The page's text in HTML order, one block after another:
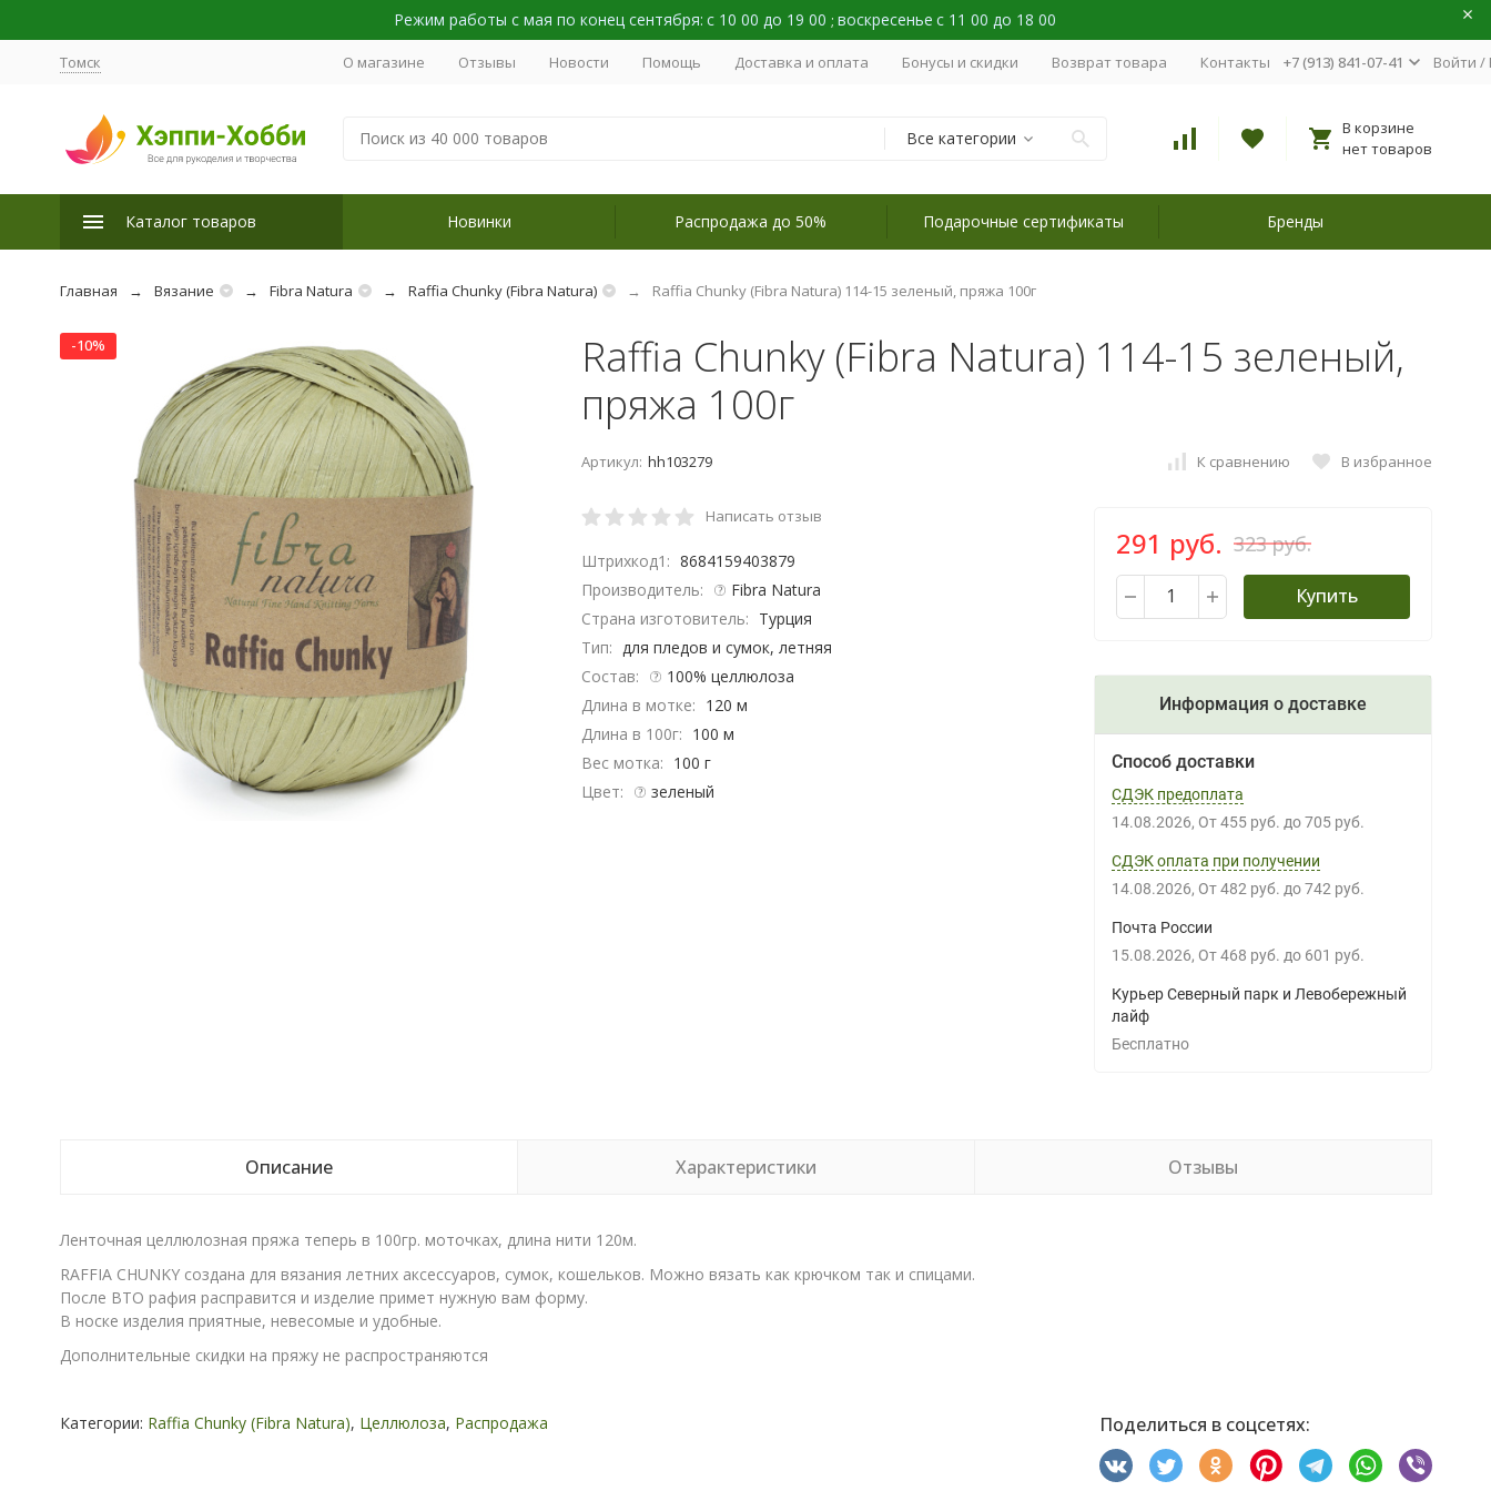
Режим работы с мая по конец сентября: с 10 00 до 19 00 ; воскресенье с 11 00 до 18 00
Томск О магазине Отзывы Новости Помощь Доставка и оплата Бонусы и скидки Возврат товара Контакты +7 (913) 841-07-41 Войти /
Все категории
В корзине
нет товаров
Каталог товаров Новинки Распродажа до 50% Подарочные сертификаты Бренды
Главная Вязание Fibra Natura Raffia Chunky (Fibra Natura) Raffia Chunky (Fibra Natura) 114-15 зеленый, пряжа 100г
-10%
Raffia Chunky (Fibra Natura) 114-15 зеленый,
пряжа 100г
Артикул: hh103279 К сравнению В избранное
Написать отзыв
Штрихкод1: 8684159403879
Производитель:
Fibra Natura
Страна изготовитель: Турция
Тип: для пледов и сумок, летняя
Состав:
100% целлюлоза
Длина в мотке: 120 м
Длина в 100г: 100 м
Вес мотка: 100 г
Цвет:
зеленый
291 руб. 323 руб.
Купить
Информация о доставке
Способ доставки
СДЭК предоплата
14.08.2026 От 455 руб. до 705 руб.
СДЭК оплата при получении
14.08.2026 От 482 руб. до 742 руб.
Почта России
15.08.2026 От 468 руб. до 601 руб.
Курьер Северный парк и Левобережный
лайф
Бесплатно
Описание Характеристики Отзывы
Ленточная целлюлозная пряжа теперь в 100гр. моточках, длина нити 120м.
RAFFIA CHUNKY создана для вязания летних аксессуаров, сумок, кошельков. Можно вязать как крючком так и спицами.
После ВТО рафия расправится и изделие примет нужную вам форму.
В носке изделия приятные, невесомые и удобные.
Дополнительные скидки на пряжу не распространяются
Категории: Raffia Chunky (Fibra Natura), Целлюлоза, Распродажа Поделиться в соцсетях: